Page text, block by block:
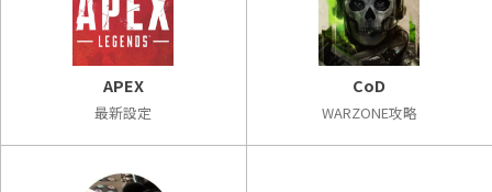
APEX
最新設定
CoD
WARZONE攻略